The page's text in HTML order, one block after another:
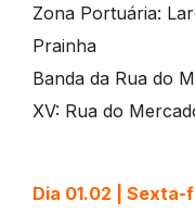
Zona Portuária:
Prainha
Banda da Rua do
XV: Rua do
Dia 01.02
Sexta-